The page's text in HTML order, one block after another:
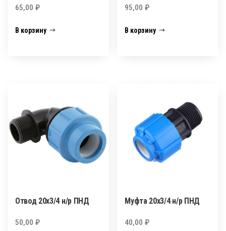
65,00 ₽
В корзину
95,00₽
В корзину
Отвод 20х3/4 н/р ПНД
50,00 ₽
Муфта 20х3/4 н/р ПНД
40,00₽